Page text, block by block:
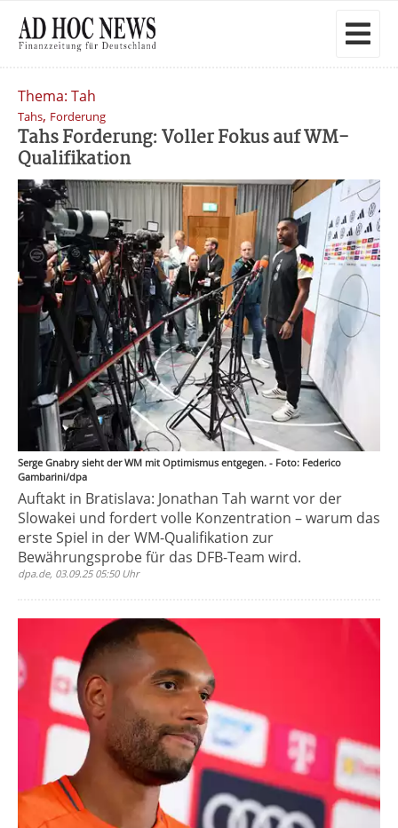
Thema: Tah
Tahs, Forderung
Tahs Forderung: Voller Fokus auf WM-
Qualifikation
Serge Gnabry sieht der WM mit Optimismus entgegen. - Foto: Federico
Gambarini/dpa
Auftakt in Bratislava: Jonathan Tah warnt vor der
Slowakei und fordert volle Konzentration – warum das
erste Spiel in der WM-Qualifikation zur
Bewährungsprobe für das DFB-Team wird.
dpa.de, 03.09.25 05:50 Uhr